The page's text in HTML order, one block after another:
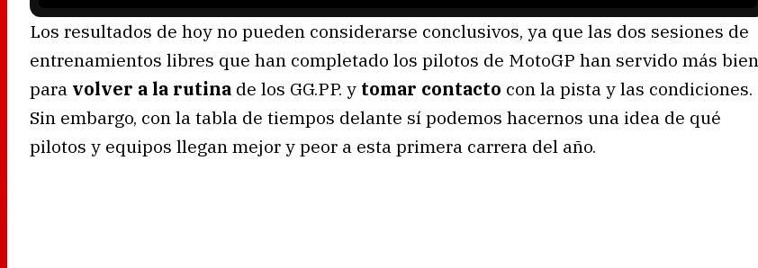
Los resultados de hoy no pueden considerarse conclusivos, ya que las dos sesiones de
entrenamientos libres que han completado los pilotos de MotoGP han servido más bien
para volver a la rutina de los GG.PP. y tomar contacto con la pista y las condiciones.
Sin embargo, con la tabla de tiempos delante sí podemos hacernos una idea de qué
pilotos y equipos llegan mejor y peor a esta primera carrera del año.